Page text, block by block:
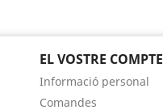
EL VOSTRE COMPTE
Informació personal
Comandes